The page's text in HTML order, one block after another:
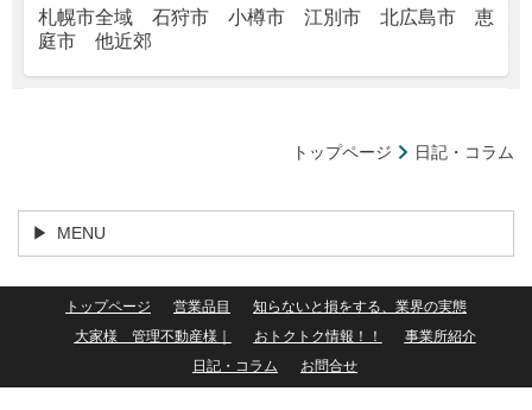
札幌市全域 石狩市 小樽市 江別市 北広島市 恵
庭市 他近郊
トップページ 日記・コラム
MENU
トップページ 営業品目
知らないと損をする、業界の実態
大家様 管理不動産様｜
おトクトク情報！！
事業所紹介
日記・コラム
お問合せ